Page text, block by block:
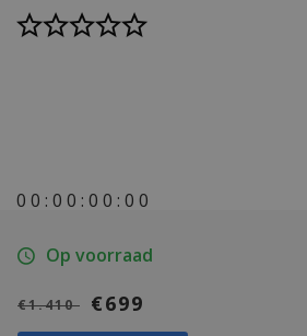
0 0 : 0 0 : 0 0 : 0 0
Op voorraad
€1.410 €699